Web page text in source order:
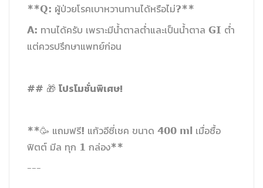
**Q: ผู้ป่วยโรคเบาหวานทานได้หรือไม่?**
A: ทานได้ครับ เพราะมีน้ำตาลต่ำและเป็นน้ำตาล GI ต่ำ
แต่ควรปรึกษาแพทย์ก่อน
## 🎁 โปรโมชั่นพิเศษ!
**🥳 แถมฟรี! แก้วอีซี่เชค ขนาด 400 ml เมื่อซื้อ
ฟิตต์ มีล ทุก 1 กล่อง**
---